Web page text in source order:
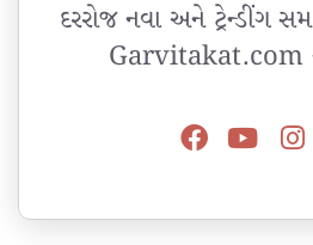
દરરોજ નવા અને ટ્રેન્ડીંગ
Garvitakat.com